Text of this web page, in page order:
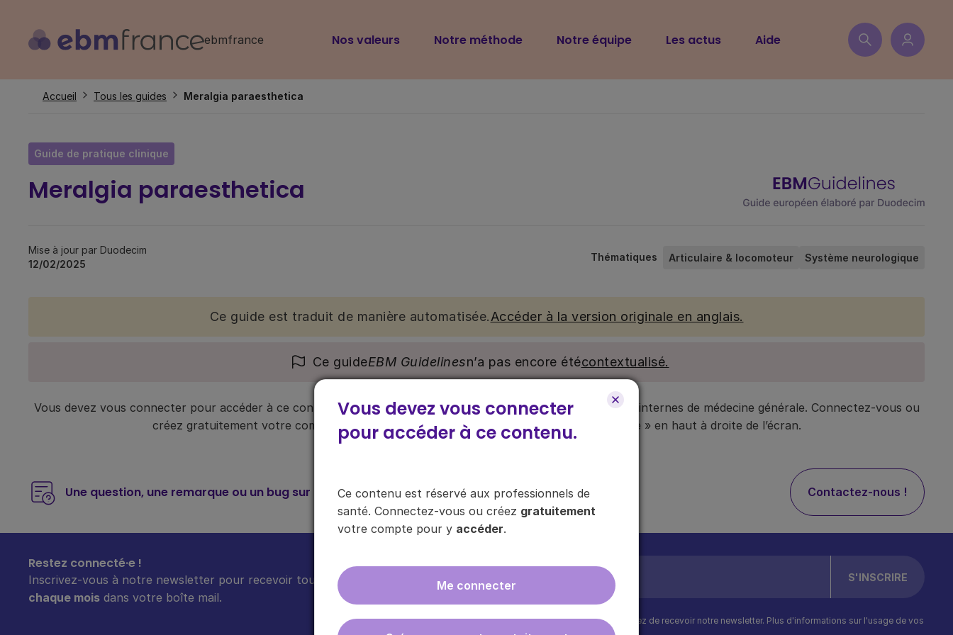
contenu
ebmfrance
Navigation
Nos valeurs Notre méthode Notre équipe Les actus Aide
Vous devez vous connecter
pour accéder à ce contenu.
Ce contenu est réservé aux professionnels de
santé. Connectez-vous ou créez gratuitement
votre compte pour y accéder.
Me connecter
Fil
Accueil Tous les guides Meralgia paraesthetica
Guide de pratique clinique
Meralgia paraesthetica
Mise à jour par Duodecim
12/02/2025
Thématiques Articulaire & locomoteur Système neurologique
Ce guide est traduit de manière automatisée.Accéder à la version originale en anglais.
Ce guideEBM Guidelinesn’a pas encore étécontextualisé.
Vous devez vous connecter pour accéder à ce contenu. Ce contenu est réservé aux médecins généralistes et internes de médecine générale. Connectez-vous ou
créez gratuitement votre compte pour y accéder, via le bouton « Se connecter/s’inscrire » en haut à droite de l’écran.
Une question, une remarque ou un bug sur ce contenu ? Contactez-nous !
Restez connecté·e !
Inscrivez-vous à notre newsletter pour recevoir toutes les infos sur nos guides
chaque mois dans votre boîte mail.
En cliquant sur "s'inscrire", vous acceptez de recevoir notre newsletter. Plus d'informations sur l'usage de vos
donnéesici .